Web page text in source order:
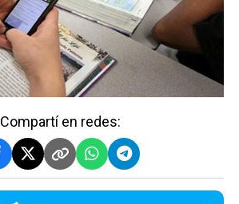
Compartí en redes: